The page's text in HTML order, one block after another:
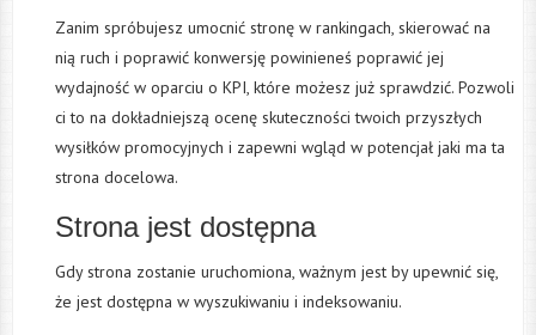
Zanim spróbujesz umocnić stronę w rankingach, skierować na
nią ruch i poprawić konwersję powinieneś poprawić jej
wydajność w oparciu o KPI, które możesz już sprawdzić. Pozwoli
ci to na dokładniejszą ocenę skuteczności twoich przyszłych
wysiłków promocyjnych i zapewni wgląd w potencjał jaki ma ta
strona docelowa.
Strona jest dostępna
Gdy strona zostanie uruchomiona, ważnym jest by upewnić się,
że jest dostępna w wyszukiwaniu i indeksowaniu.